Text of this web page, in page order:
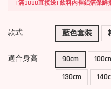
[滿3888直接送] 飲料內裡鋁箔保鮮
款式 藍色套裝
適合身高 90cm
130cm